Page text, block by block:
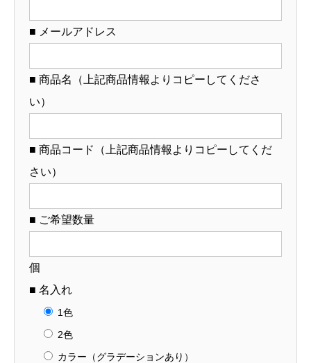
ん
ぶ
り
【12-
11】
■ メールアドレス
■ 商品名（上記商品情報よりコピーしてくださ
い）
■ 商品コード（上記商品情報よりコピーしてくだ
さい）
■ ご希望数量
個
■ 名入れ
1色
2色
カラー（グラデーションあり）